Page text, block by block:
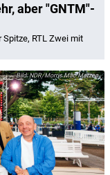
aber "GNTM"-
RTL Zwei mit
NDR/Morris Mac Matzen